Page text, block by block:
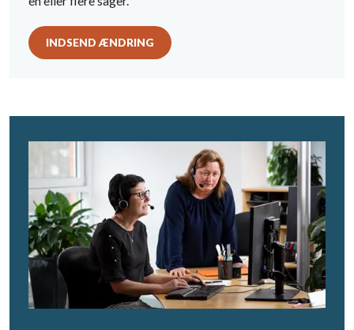
INDSEND ÆNDRING